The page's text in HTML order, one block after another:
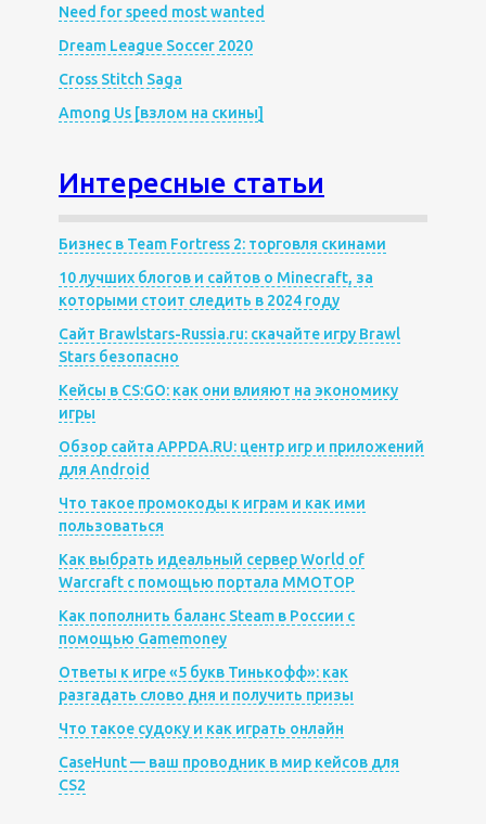
Need for speed most wanted
Dream League Soccer 2020
Cross Stitch Saga
Among Us [взлом на скины]
Интересные статьи
Бизнес в Team Fortress 2: торговля скинами
10 лучших блогов и сайтов о Minecraft, за
которыми стоит следить в 2024 году
Сайт Brawlstars-Russia.ru: скачайте игру Brawl
Stars безопасно
Кейсы в CS:GO: как они влияют на экономику
игры
Обзор сайта APPDA.RU: центр игр и приложений
для Android
Что такое промокоды к играм и как ими
пользоваться
Как выбрать идеальный сервер World of
Warcraft с помощью портала MMOTOP
Как пополнить баланс Steam в России с
помощью Gamemoney
Ответы к игре «5 букв Тинькофф»: как
разгадать слово дня и получить призы
Что такое судоку и как играть онлайн
CaseHunt — ваш проводник в мир кейсов для
CS2